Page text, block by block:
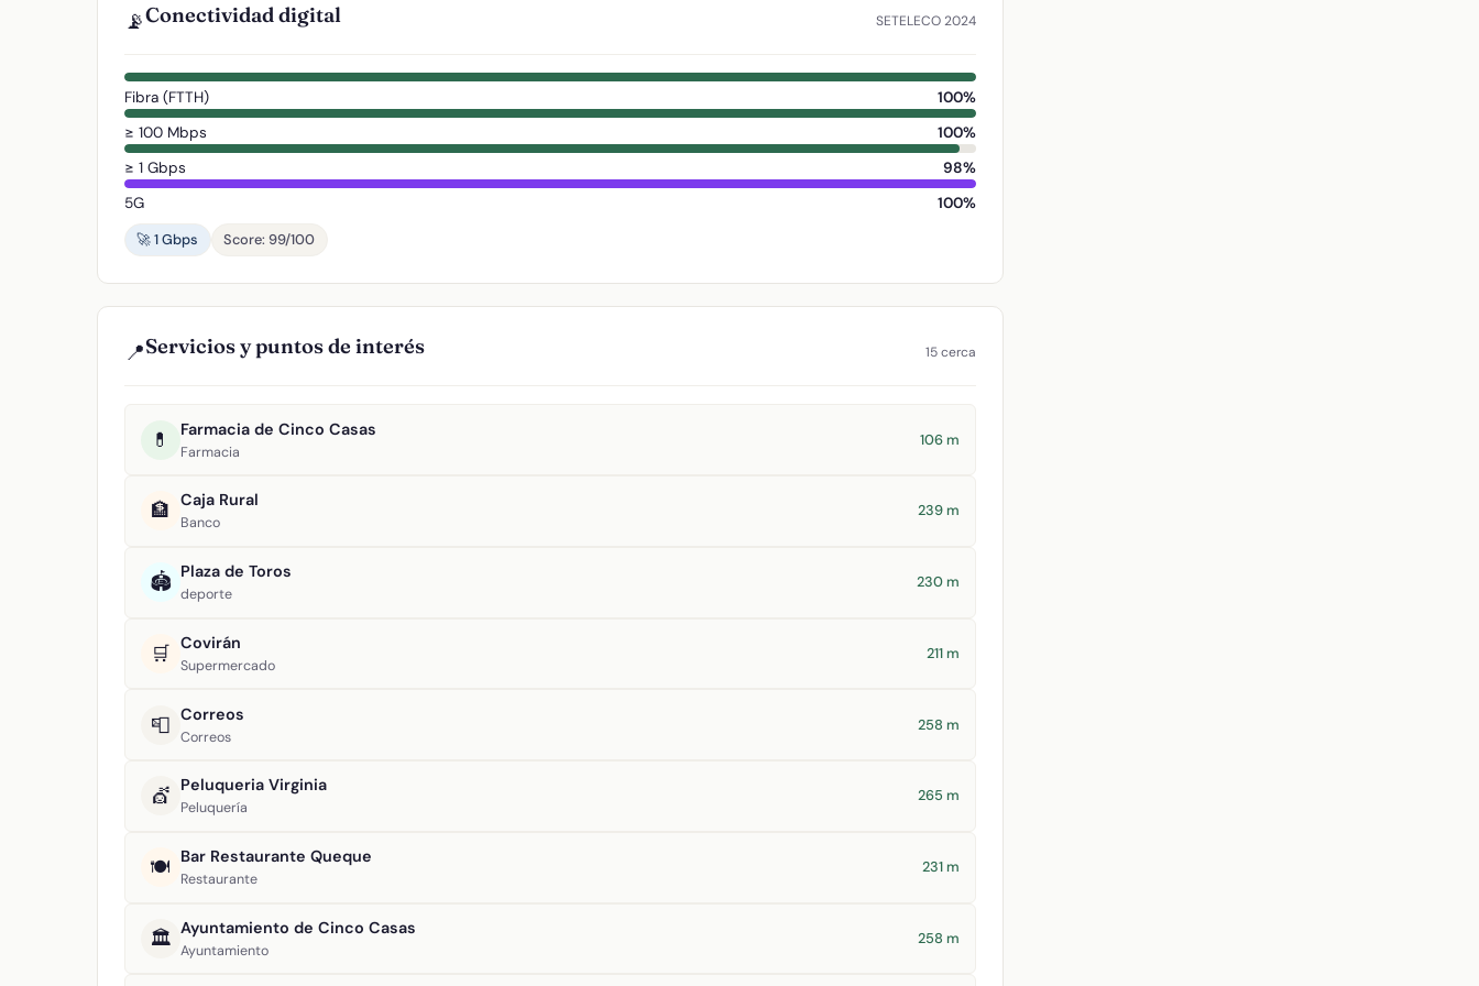
📡Conectividad digital SETELECO 2024
Fibra (FTTH)
100%
≥ 100 Mbps
100%
≥ 1 Gbps
98%
5G
100%
🚀 1 Gbps
Score: 99/100
📍Servicios y puntos de interés 15 cerca
💊 Farmacia de Cinco Casas
Farmacia
106 m
🏦 Caja Rural
Banco
239 m
🏟️ Plaza de Toros
deporte
230 m
🛒 Covirán
Supermercado
211 m
📮 Correos
Correos
258 m
💇 Peluqueria Virginia
Peluquería
265 m
🍽️ Bar Restaurante Queque
Restaurante
231 m
🏛️ Ayuntamiento de Cinco Casas
Ayuntamiento
258 m